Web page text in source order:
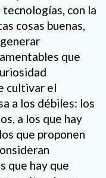
con la
cosas buenas,
que
cultivar el
a los débiles: los
a los que hay
que proponen
que hay que